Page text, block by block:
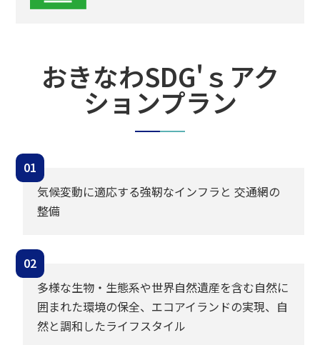
おきなわSDG'ｓアク
ションプラン
気候変動に適応する強靭なインフラと 交通網の
整備
多様な生物・生態系や世界自然遺産を含む自然に
囲まれた環境の保全、エコアイランドの実現、自
然と調和したライフスタイル